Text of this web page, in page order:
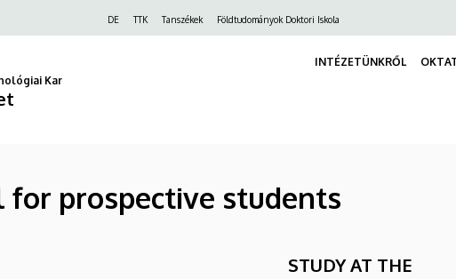
FelsőDE TTK Tanszékek Földtudományok Doktori Iskola
Kar
INTÉZETÜNKRŐL
prospective students
STUDY AT THE